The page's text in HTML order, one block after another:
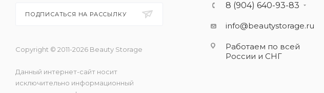
ПОДПИСАТЬСЯ НА РАССЫЛКУ
Copyright © 2011-2026 Beauty Storage
Данный интернет-сайт носит
исключительно информационный
8 (904) 640-93-83
info@beautystorage.ru
Работаем по всей
России и СНГ